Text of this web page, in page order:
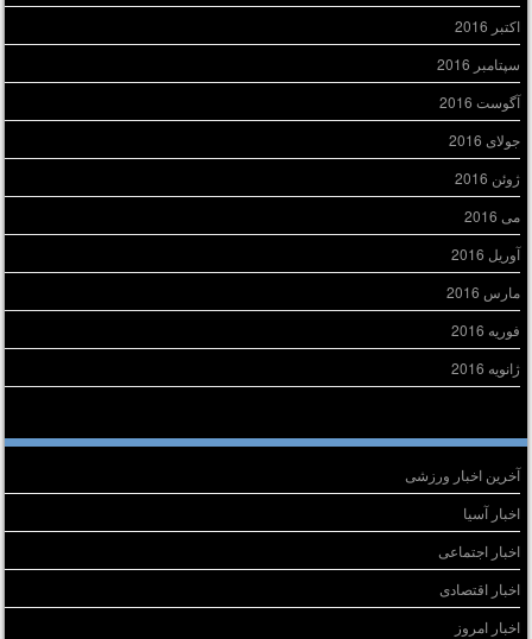
اکتبر 2016
سپتامبر 2016
آگوست 2016
جولای 2016
ژوئن 2016
می 2016
آوریل 2016
مارس 2016
فوریه 2016
ژانویه 2016
آخرین اخبار ورزشی
اخبار آسیا
اخبار اجتماعی
اخبار اقتصادی
اخبار امروز